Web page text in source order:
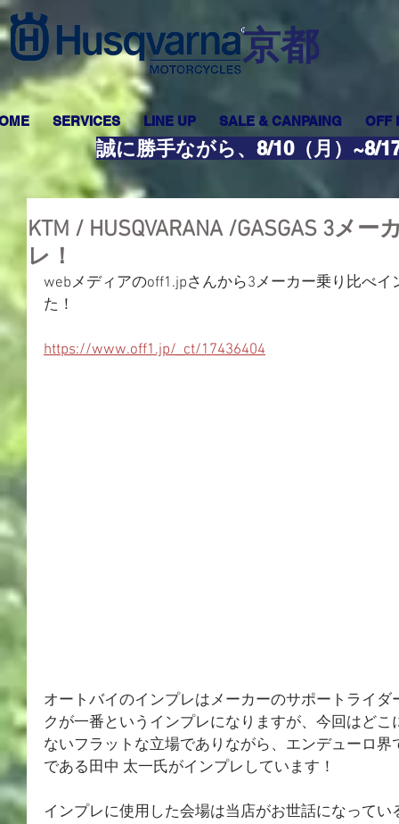
​京都
SERVICES LINE UP SALE & CANPAING OFF
誠に勝手ながら、8/10（月）~8/
KTM / HUSQVARANA /GASGAS 3メ
レ！
webメディアのoff1.jpさんから3メーカー乗り比べ
た！
https://www.off1.jp/_ct/17436404
オートバイのインプレはメーカーのサポートライ
クが一番というインプレになりますが、今回はど
ないフラットな立場でありながら、エンデューロ
である田中 太一氏がインプレしています！
インプレに使用した会場は当店がお世話になって